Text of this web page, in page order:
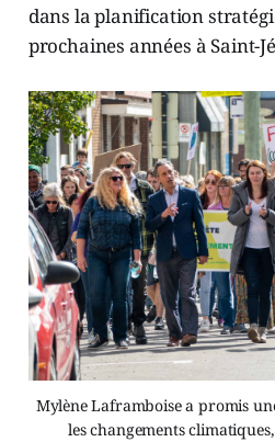
dans la planification
prochaines années à Saint-
Mylène Laframboise a promis
les changements